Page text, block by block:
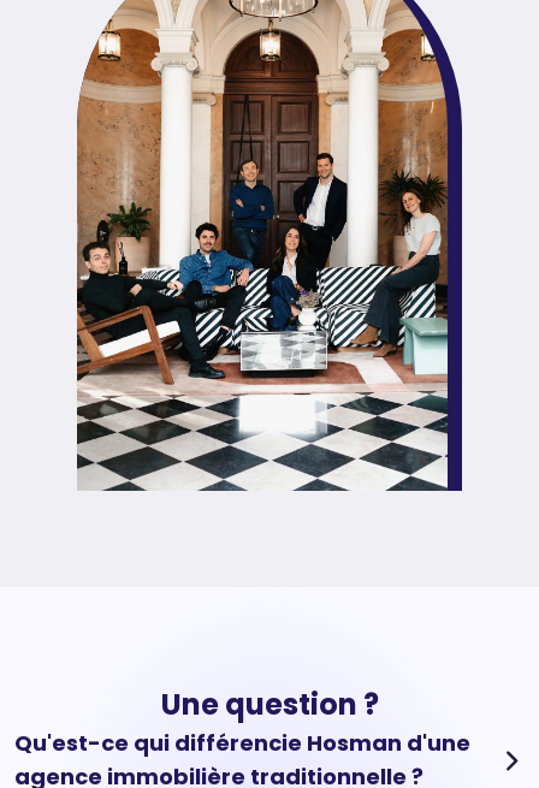
Une question ?
Qu'est-ce qui différencie Hosman d'une
agence immobilière traditionnelle ?